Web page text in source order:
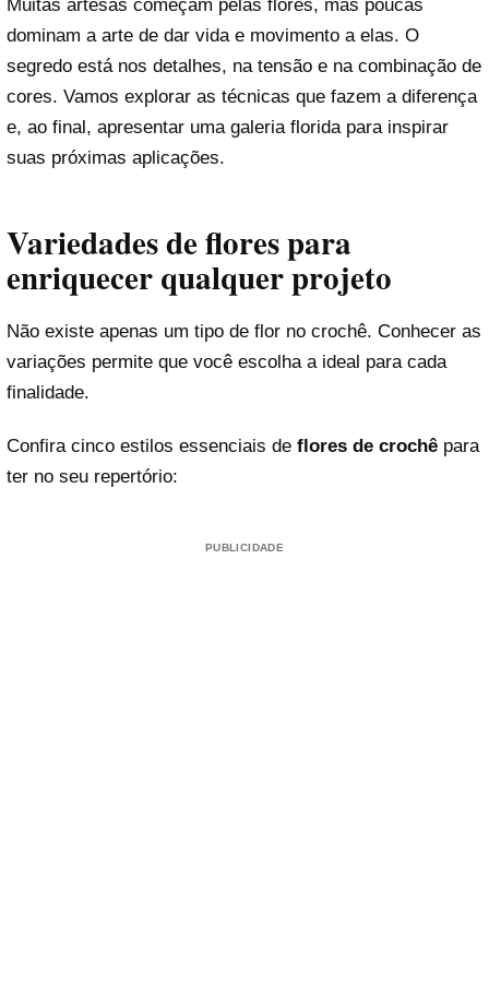
Muitas artesãs começam pelas flores, mas poucas
dominam a arte de dar vida e movimento a elas. O
segredo está nos detalhes, na tensão e na combinação de
cores. Vamos explorar as técnicas que fazem a diferença
e, ao final, apresentar uma galeria florida para inspirar
suas próximas aplicações.
Variedades de flores para
enriquecer qualquer projeto
Não existe apenas um tipo de flor no crochê. Conhecer as
variações permite que você escolha a ideal para cada
finalidade.
Confira cinco estilos essenciais de flores de crochê para
ter no seu repertório:
PUBLICIDADE